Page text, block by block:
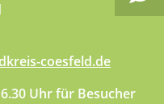
coesfeld.de
Uhr für Besucher